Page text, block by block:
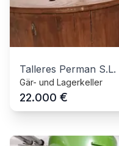
Talleres Perman S.L.
Gär- und Lagerkeller
22.000 €